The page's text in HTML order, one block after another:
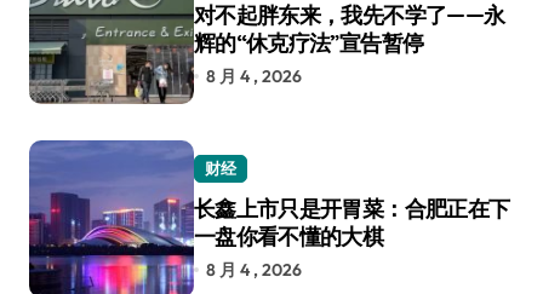
对不起胖东来，我先不学了——永
辉的“休克疗法”宣告暂停
8 月 4 , 2026
财经
长鑫上市只是开胃菜：合肥正在下
一盘你看不懂的大棋
8 月 4 , 2026